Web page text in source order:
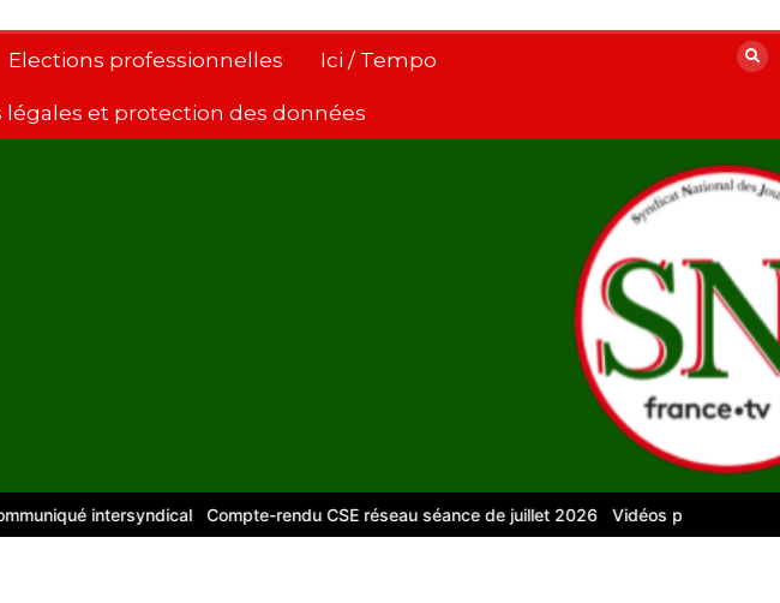
Elections professionnelles Ici / Tempo
légales et protection des données
intersyndical Compte-rendu CSE réseau séance de juillet 2026 Vidéos pour le numérique –